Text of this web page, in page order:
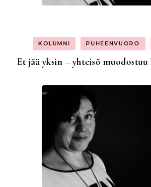
KOLUMNI PUHEENVUORO
Et jää yksin – yhteisö